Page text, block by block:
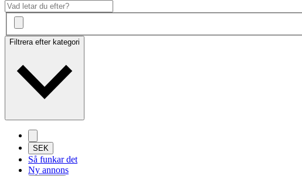
Filtrera efter kategori
SEK
Så funkar det
Ny annons